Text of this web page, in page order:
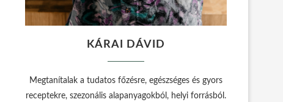
KÁRAI DÁVID
Megtanítalak a tudatos főzésre, egészséges és gyors
receptekre, szezonális alapanyagokból, helyi forrásból.